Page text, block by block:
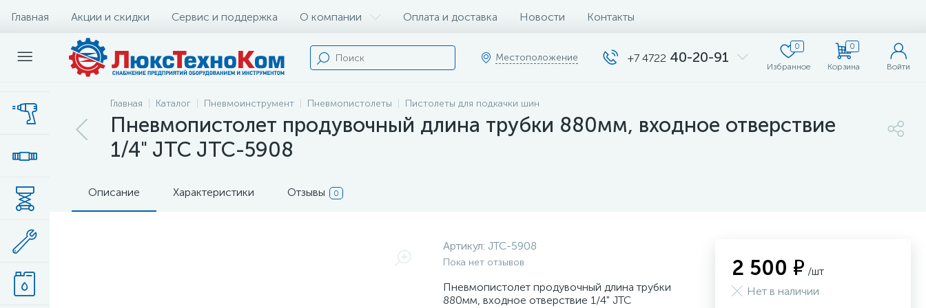
Главная Акции и скидки Сервис и поддержка О компании Оплата и доставка Новости Контакты
Местоположение +7 4722 40-20-91
0
Избранное
0
Корзина Войти
Главная Каталог Пневмоинструмент Пневмопистолеты Пистолеты для подкачки шин
Пневмопистолет продувочный длина трубки 880мм, входное отверствие
1/4" JTC JTC-5908
Описание Характеристики Отзывы 0
Артикул: JTC-5908
Пока нет отзывов
Пневмопистолет продувочный длина трубки
880мм, входное отверствие 1/4" JTC
2 500 ₽ /шт
Нет в наличии